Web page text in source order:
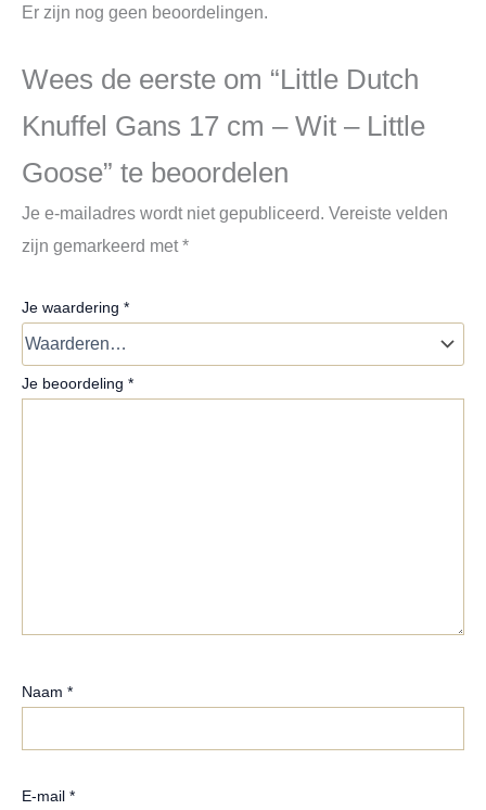
Er zijn nog geen beoordelingen.
Wees de eerste om “Little Dutch
Knuffel Gans 17 cm – Wit – Little
Goose” te beoordelen
Je e-mailadres wordt niet gepubliceerd. Vereiste velden
zijn gemarkeerd met*
Je waardering *
Je beoordeling *
Naam *
E-mail *